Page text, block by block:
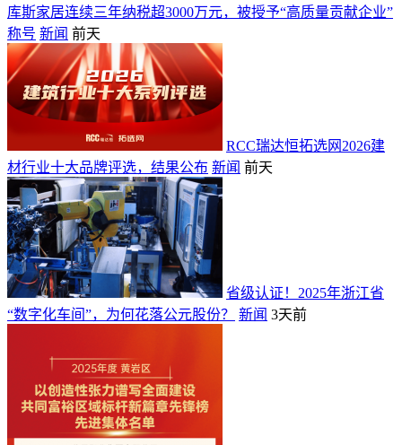
库斯家居连续三年纳税超3000万元，被授予“高质量贡献企业”
称号 新闻 前天
RCC瑞达恒拓选网2026建
材行业十大品牌评选，结果公布 新闻 前天
省级认证！2025年浙江省
“数字化车间”，为何花落公元股份？
新闻 3天前